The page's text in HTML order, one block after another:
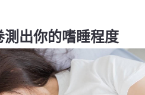
出你的嗜睡程度